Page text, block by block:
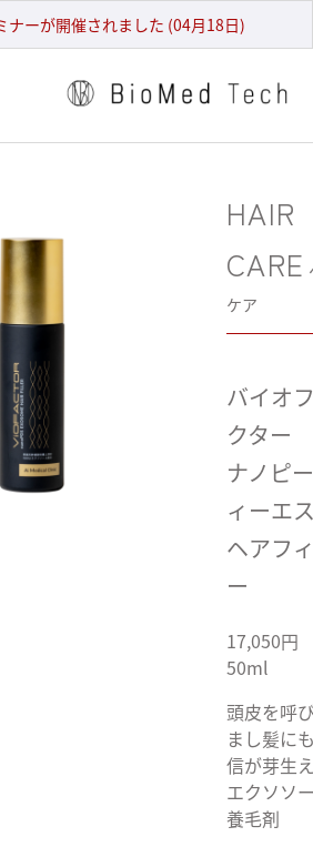
ナーが開催されました (04月18日)
HAIR
CARE
ケア
バイオ
クター
ナノピ
ィーエ
ヘアフ
ー
17,050
50ml
頭皮を呼
まし髪に
信が芽生
エクソソ
養毛剤